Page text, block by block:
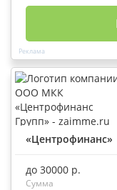
«Центрофинанс»
до 30000 р.
Сумма